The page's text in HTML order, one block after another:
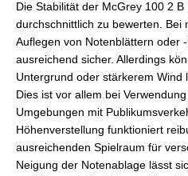
Die Stabilität der McGrey 100 2
durchschnittlich zu bewerten. Bei
Auflegen von Notenblättern oder
ausreichend sicher. Allerdings
Untergrund oder stärkerem Wind
Dies ist vor allem bei
Umgebungen mit
Höhenverstellung funktioniert
ausreichenden Spielraum für
Neigung der Notenablage lässt